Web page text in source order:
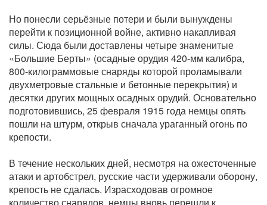
Но понесли серьёзные потери и были вынуждены
перейти к позиционной войне, активно накапливая
силы. Сюда были доставлены четыре знаменитые
«Большие Берты» (осадные орудия 420-мм калибра,
800-килограммовые снаряды которой проламывали
двухметровые стальные и бетонные перекрытия) и
десятки других мощных осадных орудий. Основательно
подготовившись, 25 февраля 1915 года немцы опять
пошли на штурм, открыв сначала ураганный огонь по
крепости.
В течение нескольких дней, несмотря на ожесточенные
атаки и артобстрел, русские части удерживали оборону,
крепость не сдалась. Израсходовав огромное